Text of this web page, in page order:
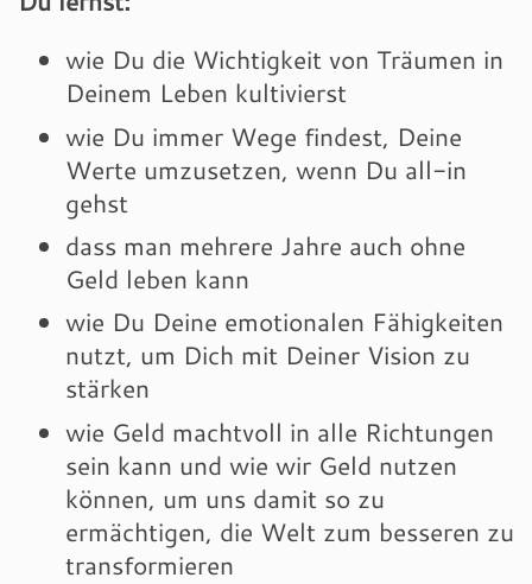
wie Du die Wichtigkeit von Träumen in
Deinem Leben kultivierst
wie Du immer Wege findest, Deine
Werte umzusetzen, wenn Du all-in
gehst
dass man mehrere Jahre auch ohne
Geld leben kann
wie Du Deine emotionalen Fähigkeiten
nutzt, um Dich mit Deiner Vision zu
stärken
wie Geld machtvoll in alle Richtungen
sein kann und wie wir Geld nutzen
können, um uns damit so zu
ermächtigen, die Welt zum besseren zu
transformieren